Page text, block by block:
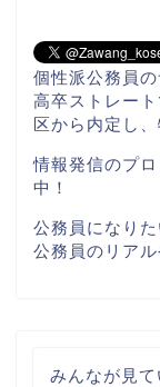
個性派公務員の
高卒ストレー
区から内定し
情報発信のプ
中！
公務員になり
公務員のリア
みんなが見